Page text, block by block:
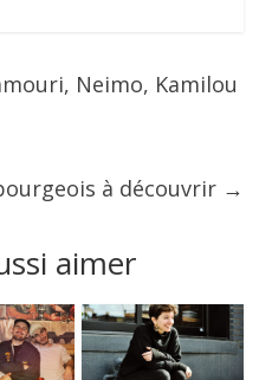
Neimo, Kamilou
à découvrir →
aimer